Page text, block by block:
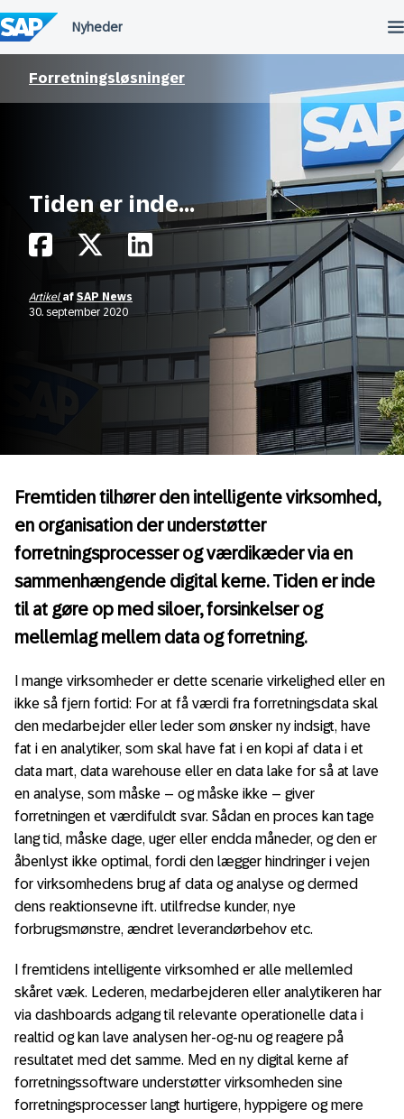
til
indholdet
Forretningsløsninger
Tiden er inde…
Artikel af SAP News
30. september 2020
Fremtiden tilhører den intelligente virksomhed,
en organisation der understøtter
forretningsprocesser og værdikæder via en
sammenhængende digital kerne. Tiden er inde
til at gøre op med siloer, forsinkelser og
mellemlag mellem data og forretning.
I mange virksomheder er dette scenarie virkelighed eller en
ikke så fjern fortid: For at få værdi fra forretningsdata skal
den medarbejder eller leder som ønsker ny indsigt, have
fat i en analytiker, som skal have fat i en kopi af data i et
data mart, data warehouse eller en data lake for så at lave
en analyse, som måske – og måske ikke – giver
forretningen et værdifuldt svar. Sådan en proces kan tage
lang tid, måske dage, uger eller endda måneder, og den er
åbenlyst ikke optimal, fordi den lægger hindringer i vejen
for virksomhedens brug af data og analyse og dermed
dens reaktionsevne ift. utilfredse kunder, nye
forbrugsmønstre, ændret leverandørbehov etc.
I fremtidens intelligente virksomhed er alle mellemled
skåret væk. Lederen, medarbejderen eller analytikeren har
via dashboards adgang til relevante operationelle data i
realtid og kan lave analysen her-og-nu og reagere på
resultatet med det samme. Med en ny digital kerne af
forretningssoftware understøtter virksomheden sine
forretningsprocesser langt hurtigere, hyppigere og mere